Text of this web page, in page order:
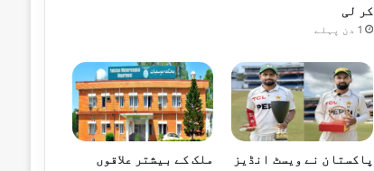
کر لی
1 دن پہلے
پاکستان نے ویسٹ انڈیز
ملک کے بیشتر علاقوں